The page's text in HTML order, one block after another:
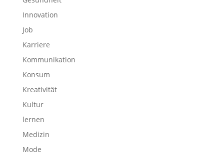
Innovation
Job
Karriere
Kommunikation
Konsum
Kreativität
Kultur
lernen
Medizin
Mode